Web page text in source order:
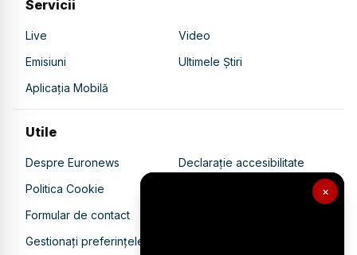
×
Servicii
Live
Video
Emisiuni
Ultimele Știri
Aplicația Mobilă
Utile
Despre Euronews
Declarație accesibilitate
Politica Cookie
Politica de confidențialitate
Formular de contact
Gestionați preferințele